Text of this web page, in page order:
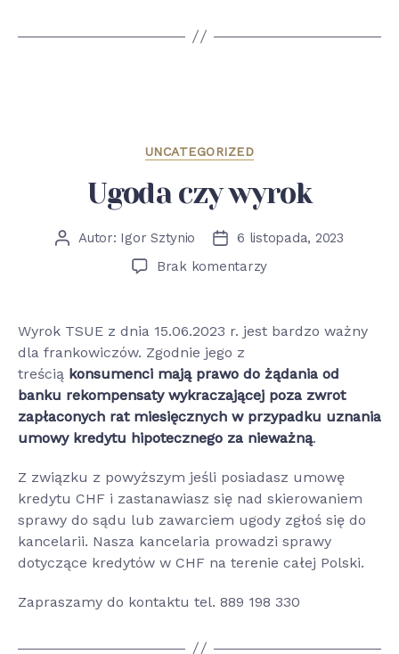
Kategorie
UNCATEGORIZED
Ugoda czy wyrok
AutorAutor: Igor Sztynio
Data
wpisu
6 listopada, 2023
Brak komentarzydo
wyrok
Wyrok TSUE z dnia 15.06.2023 r. jest bardzo ważny
dla frankowiczów. Zgodnie jego z
treścią konsumenci mają prawo do żądania od
banku rekompensaty wykraczającej poza zwrot
zapłaconych rat miesięcznych w przypadku uznania
umowy kredytu hipotecznego za nieważną.
Z związku z powyższym jeśli posiadasz umowę
kredytu CHF i zastanawiasz się nad skierowaniem
sprawy do sądu lub zawarciem ugody zgłoś się do
kancelarii. Nasza kancelaria prowadzi sprawy
dotyczące kredytów w CHF na terenie całej Polski.
Zapraszamy do kontaktu tel. 889 198 330